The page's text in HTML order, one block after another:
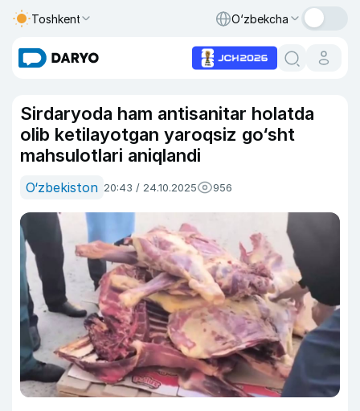
Toshkent O‘zbekcha
Sirdaryoda ham antisanitar holatda
olib ketilayotgan yaroqsiz go‘sht
mahsulotlari aniqlandi
O‘zbekiston 20:43 / 24.10.2025 956